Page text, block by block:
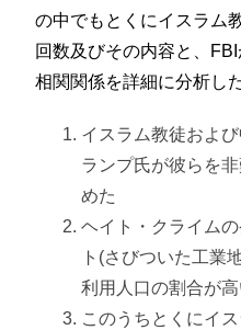
の中でもとくにイスラム
回数及びその内容と、
相関関係を詳細に分析し
イスラム教徒およ
ランプ氏が彼らを
めた
ヘイト・クライム
ト(さびついた工業
利用人口の割合が
このうちとくにイ